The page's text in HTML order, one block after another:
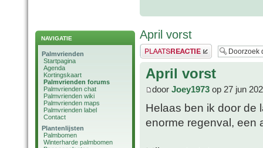
NAVIGATIE
Palmvrienden
Startpagina
Agenda
Kortingskaart
Palmvrienden forums
Palmvrienden chat
Palmvrienden wiki
Palmvrienden maps
Palmvrienden label
Contact
Plantenlijsten
Palmbomen
Winterharde palmbomen
April vorst
Plaats een reactie
April vorst
door Joey1973 op 27 jun
Helaas ben ik door de
enorme regenval, een